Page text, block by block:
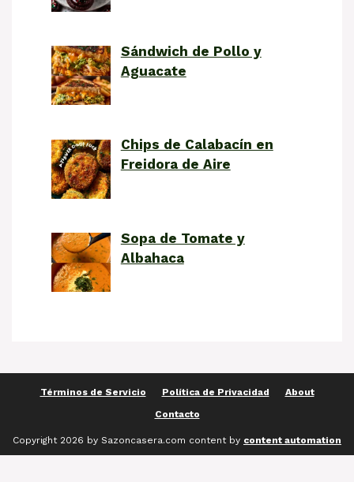
Sándwich de Pollo y
Aguacate
Chips de Calabacín en
Freidora de Aire
Sopa de Tomate y
Albahaca
Términos de Servicio Política de Privacidad
About
Contacto
Copyright 2026 by Sazoncasera.com content by content automation